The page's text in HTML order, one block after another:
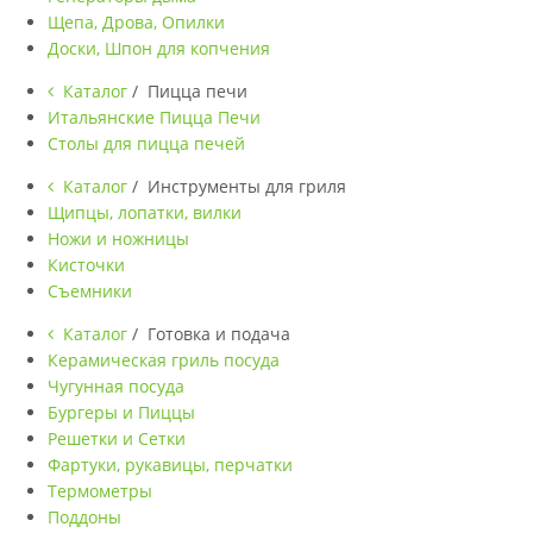
Щепа, Дрова, Опилки
Доски, Шпон для копчения
Каталог / Пицца печи
Итальянские Пицца Печи
Столы для пицца печей
Каталог / Инструменты для гриля
Щипцы, лопатки, вилки
Ножи и ножницы
Кисточки
Съемники
Каталог / Готовка и подача
Керамическая гриль посуда
Чугунная посуда
Бургеры и Пиццы
Решетки и Сетки
Фартуки, рукавицы, перчатки
Термометры
Поддоны